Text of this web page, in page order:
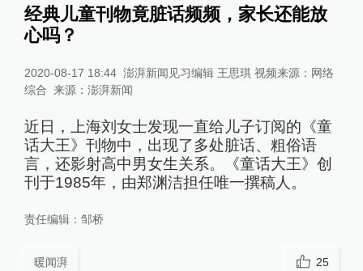
经典儿童刊物竟脏话频频，家长还能放
心吗？
2020-08-17 18:44 澎湃新闻见习编辑 王思琪 视频来源：网络
综合 来源： 澎湃新闻
近日，上海刘女士发现一直给儿子订阅的《童
话大王》刊物中，出现了多处脏话、粗俗语
言，还影射高中男女生关系。《童话大王》创
刊于1985年，由郑渊洁担任唯一撰稿人。
责任编辑： 邹桥
暖闻湃 25